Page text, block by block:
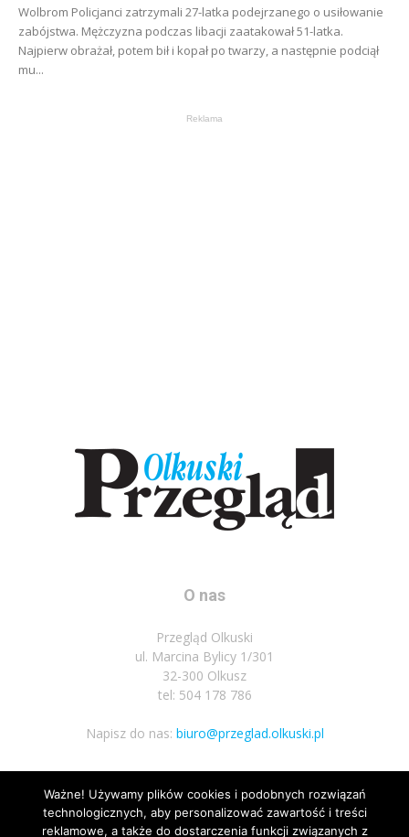
Wolbrom Policjanci zatrzymali 27-latka podejrzanego o usiłowanie
zabójstwa. Mężczyzna podczas libacji zaatakował 51-latka.
Najpierw obrażał, potem bił i kopał po twarzy, a następnie podciął
mu...
Reklama
O nas
Przegląd Olkuski
ul. Marcina Bylicy 1/301
32-300 Olkusz
tel: 504 178 786
Napisz do nas: biuro@przeglad.olkuski.pl
Podążaj za nami
Ważne! Używamy plików cookies i podobnych rozwiązań
technologicznych, aby personalizować zawartość i treści
reklamowe, a także do dostarczenia funkcji związanych z